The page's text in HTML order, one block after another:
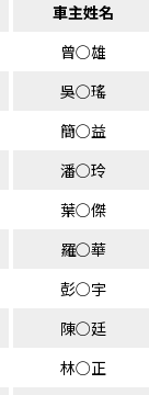
車主姓名
曾○雄
吳○瑤
簡○益
潘○玲
葉○傑
羅○華
彭○宇
陳○廷
林○正